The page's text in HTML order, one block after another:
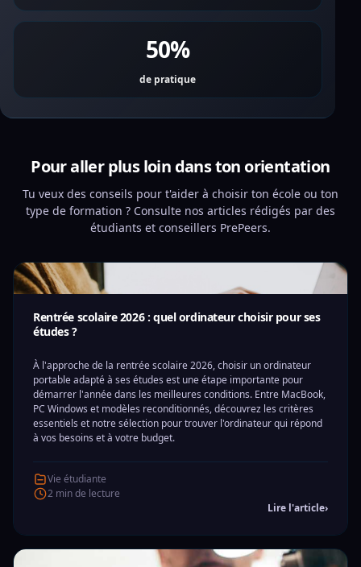
50%
de pratique
Pour aller plus loin dans ton orientation
Tu veux des conseils pour t'aider à choisir ton école ou ton
type de formation ? Consulte nos articles rédigés par des
étudiants et conseillers PrePeers.
Rentrée scolaire 2026 : quel ordinateur choisir pour ses
études ?
À l'approche de la rentrée scolaire 2026, choisir un ordinateur
portable adapté à ses études est une étape importante pour
démarrer l'année dans les meilleures conditions. Entre MacBook,
PC Windows et modèles reconditionnés, découvrez les critères
essentiels et notre sélection pour trouver l'ordinateur qui répond
à vos besoins et à votre budget.
Vie étudiante
2 min de lecture
Lire l'article›